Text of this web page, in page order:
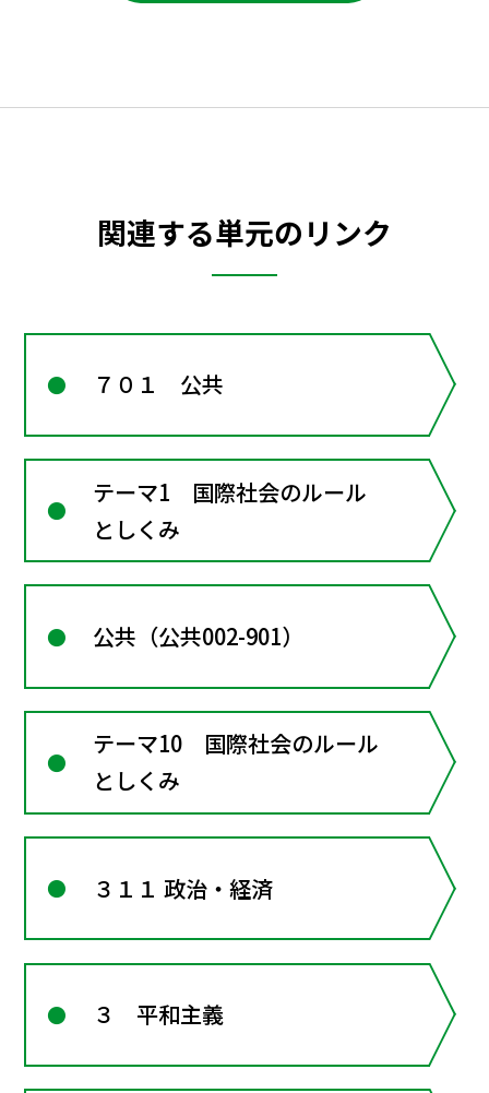
関連する単元のリンク
７０１ 公共
テーマ1 国際社会のルール
としくみ
公共（公共002-901）
テーマ10 国際社会のルール
としくみ
３１１ 政治・経済
３ 平和主義